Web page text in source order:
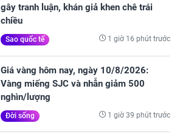
gây tranh luận, khán giả khen chê trái
chiều
Sao quốc tế 1 giờ 16 phút trước
Giá vàng hôm nay, ngày 10/8/2026:
Vàng miếng SJC và nhẫn giảm 500
nghìn/lượng
Đời sống 1 giờ 39 phút trước